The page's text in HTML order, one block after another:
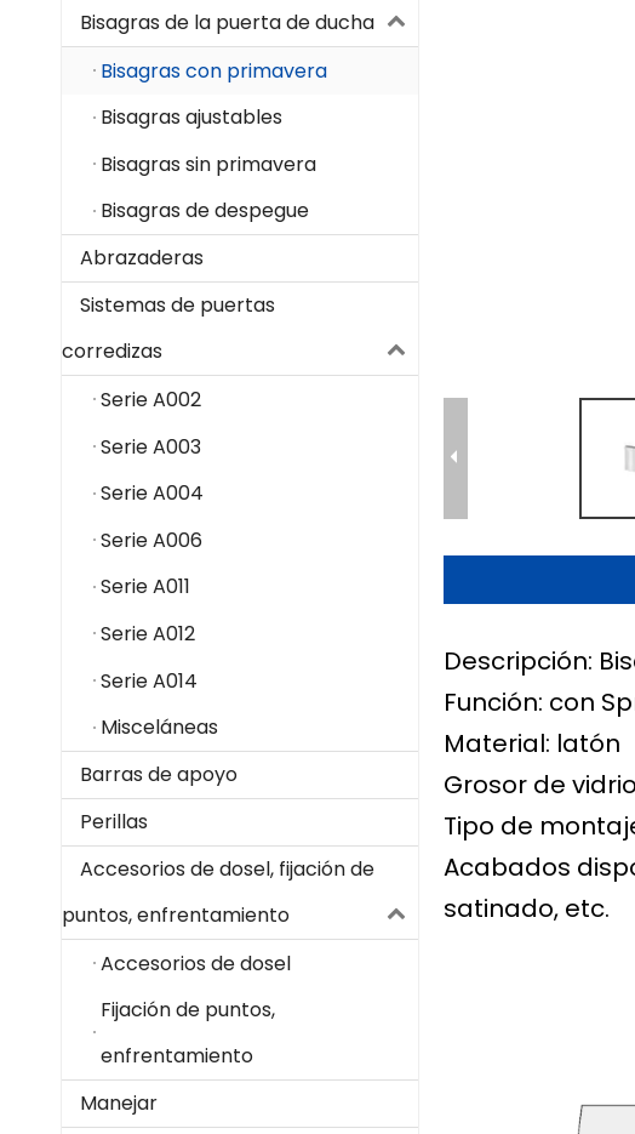
Bisagras de la puerta de ducha
Bisagras con primavera
Bisagras ajustables
Bisagras sin primavera
Bisagras de despegue
Abrazaderas
Sistemas de puertas
corredizas
Serie A002
Serie A003
Serie A004
Serie A006
Serie A011
Serie A012
Serie A014
Misceláneas
Barras de apoyo
Perillas
Accesorios de dosel, fijación de
puntos, enfrentamiento
Accesorios de dosel
Fijación de puntos,
enfrentamiento
Manejar
Descripción:
Función: con
Material: latón
Grosor de
Tipo de
Acabados
satinado, etc.